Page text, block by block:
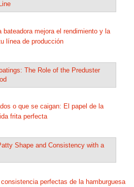
bateadora mejora el rendimiento y la
línea de producción
o que se caigan: El papel de la
frita perfecta
perfectas de la hamburguesa